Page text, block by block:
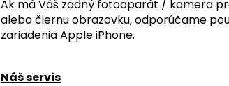
Ak má Váš zadný fotoaparát / kamera
alebo čiernu obrazovku, odporúčame
zariadenia Apple iPhone.
Náš servis